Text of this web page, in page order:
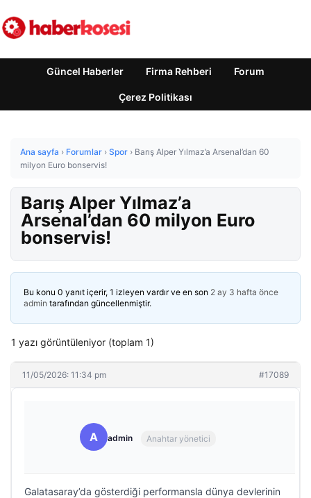
Güncel Haberler Firma Rehberi Forum
Çerez Politikası
Ana sayfa › Forumlar › Spor › Barış Alper Yılmaz’a Arsenal’dan 60
milyon Euro bonservis!
Barış Alper Yılmaz’a
Arsenal’dan 60 milyon Euro
bonservis!
Bu konu 0 yanıt içerir, 1 izleyen vardır ve en son 2 ay 3 hafta önce
admin tarafından güncellenmiştir.
1 yazı görüntüleniyor (toplam 1)
11/05/2026: 11:34 pm #17089
A admin Anahtar yönetici
Galatasaray’da gösterdiği performansla dünya devlerinin